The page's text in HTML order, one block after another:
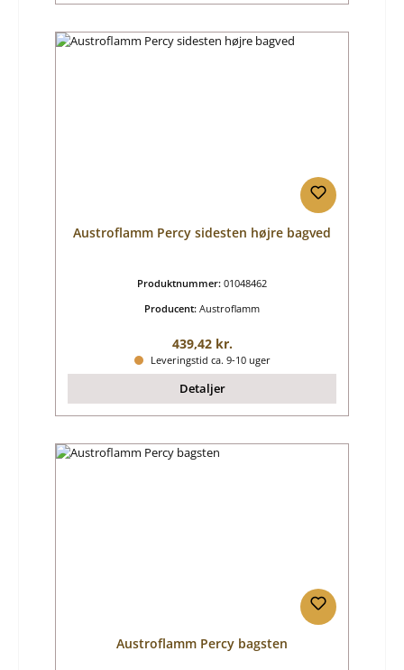
Austroflamm Percy sidesten højre bagved
Produktnummer: 01048462
Producent: Austroflamm
Almindelig pris:
439,42 kr.
Leveringstid ca. 9-10 uger
Detaljer
Austroflamm Percy bagsten